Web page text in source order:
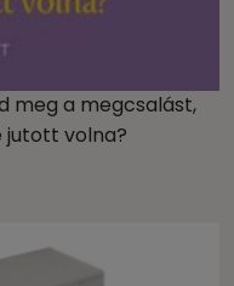
meg a megcsalást,
jutott volna?